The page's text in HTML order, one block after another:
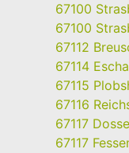
67100
67100
67112
67114
67115
67116
67117
67117